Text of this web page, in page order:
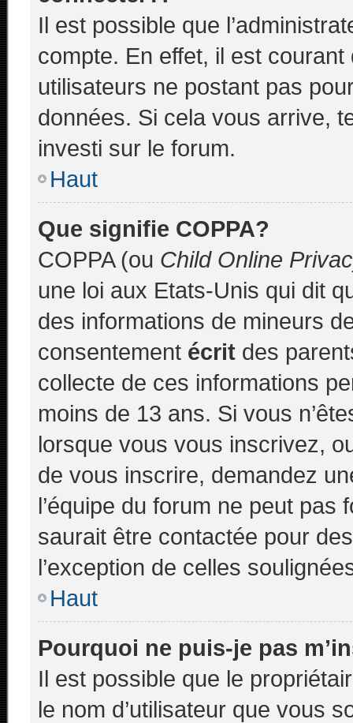
Il est possible que
compte. En effet, il est
utilisateurs ne postant pas
données. Si cela vous arrive,
investi sur le forum.
Haut
Que signifie COPPA?
COPPA (ou Child Online
une loi aux Etats-Unis qui dit
des informations de mineurs
consentement écrit des
collecte de ces informations
moins de 13 ans. Si vous
lorsque vous vous inscrivez,
de vous inscrire, demandez
l’équipe du forum ne peut
saurait être contactée pour
l’exception de celles
Haut
Pourquoi ne puis-je pas
Il est possible que le
le nom d’utilisateur que vous